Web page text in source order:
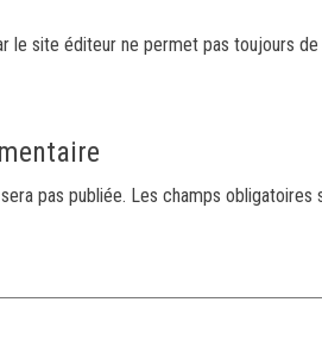
le site éditeur ne permet pas toujours
pas publiée. Les champs obligatoires